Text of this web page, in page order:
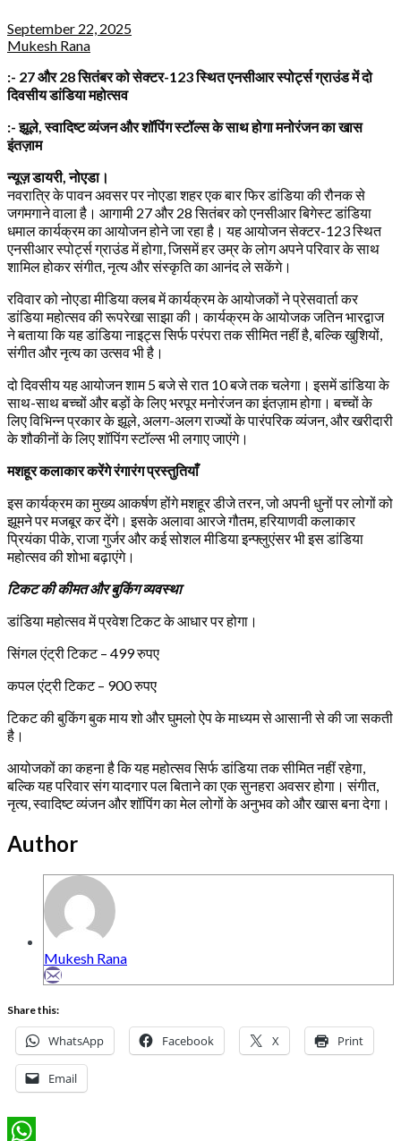
September 22, 2025
Mukesh Rana
:- 27 और 28 सितंबर को सेक्टर-123 स्थित एनसीआर स्पोर्ट्स ग्राउंड में दो
दिवसीय डांडिया महोत्सव
:- झूले, स्वादिष्ट व्यंजन और शॉपिंग स्टॉल्स के साथ होगा मनोरंजन का खास
इंतज़ाम
न्यूज़ डायरी, नोएडा।
नवरात्रि के पावन अवसर पर नोएडा शहर एक बार फिर डांडिया की रौनक से
जगमगाने वाला है। आगामी 27 और 28 सितंबर को एनसीआर बिगेस्ट डांडिया
धमाल कार्यक्रम का आयोजन होने जा रहा है। यह आयोजन सेक्टर-123 स्थित
एनसीआर स्पोर्ट्स ग्राउंड में होगा, जिसमें हर उम्र के लोग अपने परिवार के साथ
शामिल होकर संगीत, नृत्य और संस्कृति का आनंद ले सकेंगे।
रविवार को नोएडा मीडिया क्लब में कार्यक्रम के आयोजकों ने प्रेसवार्ता कर
डांडिया महोत्सव की रूपरेखा साझा की। कार्यक्रम के आयोजक जतिन भारद्वाज
ने बताया कि यह डांडिया नाइट्स सिर्फ परंपरा तक सीमित नहीं है, बल्कि खुशियों,
संगीत और नृत्य का उत्सव भी है।
दो दिवसीय यह आयोजन शाम 5 बजे से रात 10 बजे तक चलेगा। इसमें डांडिया के
साथ-साथ बच्चों और बड़ों के लिए भरपूर मनोरंजन का इंतज़ाम होगा। बच्चों के
लिए विभिन्न प्रकार के झूले, अलग-अलग राज्यों के पारंपरिक व्यंजन, और खरीदारी
के शौकीनों के लिए शॉपिंग स्टॉल्स भी लगाए जाएंगे।
मशहूर कलाकार करेंगे रंगारंग प्रस्तुतियाँ
इस कार्यक्रम का मुख्य आकर्षण होंगे मशहूर डीजे तरन, जो अपनी धुनों पर लोगों को
झूमने पर मजबूर कर देंगे। इसके अलावा आरजे गौतम, हरियाणवी कलाकार
प्रियंका पीके, राजा गुर्जर और कई सोशल मीडिया इन्फ्लुएंसर भी इस डांडिया
महोत्सव की शोभा बढ़ाएंगे।
टिकट की कीमत और बुकिंग व्यवस्था
डांडिया महोत्सव में प्रवेश टिकट के आधार पर होगा।
सिंगल एंट्री टिकट – 499 रुपए
कपल एंट्री टिकट – 900 रुपए
टिकट की बुकिंग बुक माय शो और घुमलो ऐप के माध्यम से आसानी से की जा सकती
है।
आयोजकों का कहना है कि यह महोत्सव सिर्फ डांडिया तक सीमित नहीं रहेगा,
बल्कि यह परिवार संग यादगार पल बिताने का एक सुनहरा अवसर होगा। संगीत,
नृत्य, स्वादिष्ट व्यंजन और शॉपिंग का मेल लोगों के अनुभव को और खास बना देगा।
Author
Mukesh Rana
Share this:
WhatsApp Facebook X Print
Email